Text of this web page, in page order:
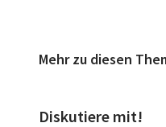
Mehr zu diesen
Diskutiere mit!